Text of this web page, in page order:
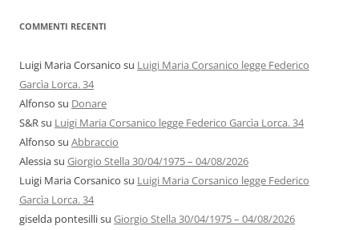
COMMENTI RECENTI
Luigi Maria Corsanico su Luigi Maria Corsanico legge Federico
Garcìa Lorca. 34
Alfonso su Donare
S&Rsu Luigi Maria Corsanico legge Federico Garcìa Lorca. 34
Alfonso su Abbraccio
Alessiasu Giorgio Stella 30/04/1975 – 04/08/2026
Luigi Maria Corsanico su Luigi Maria Corsanico legge Federico
Garcìa Lorca. 34
giselda pontesillisu Giorgio Stella 30/04/1975 – 04/08/2026